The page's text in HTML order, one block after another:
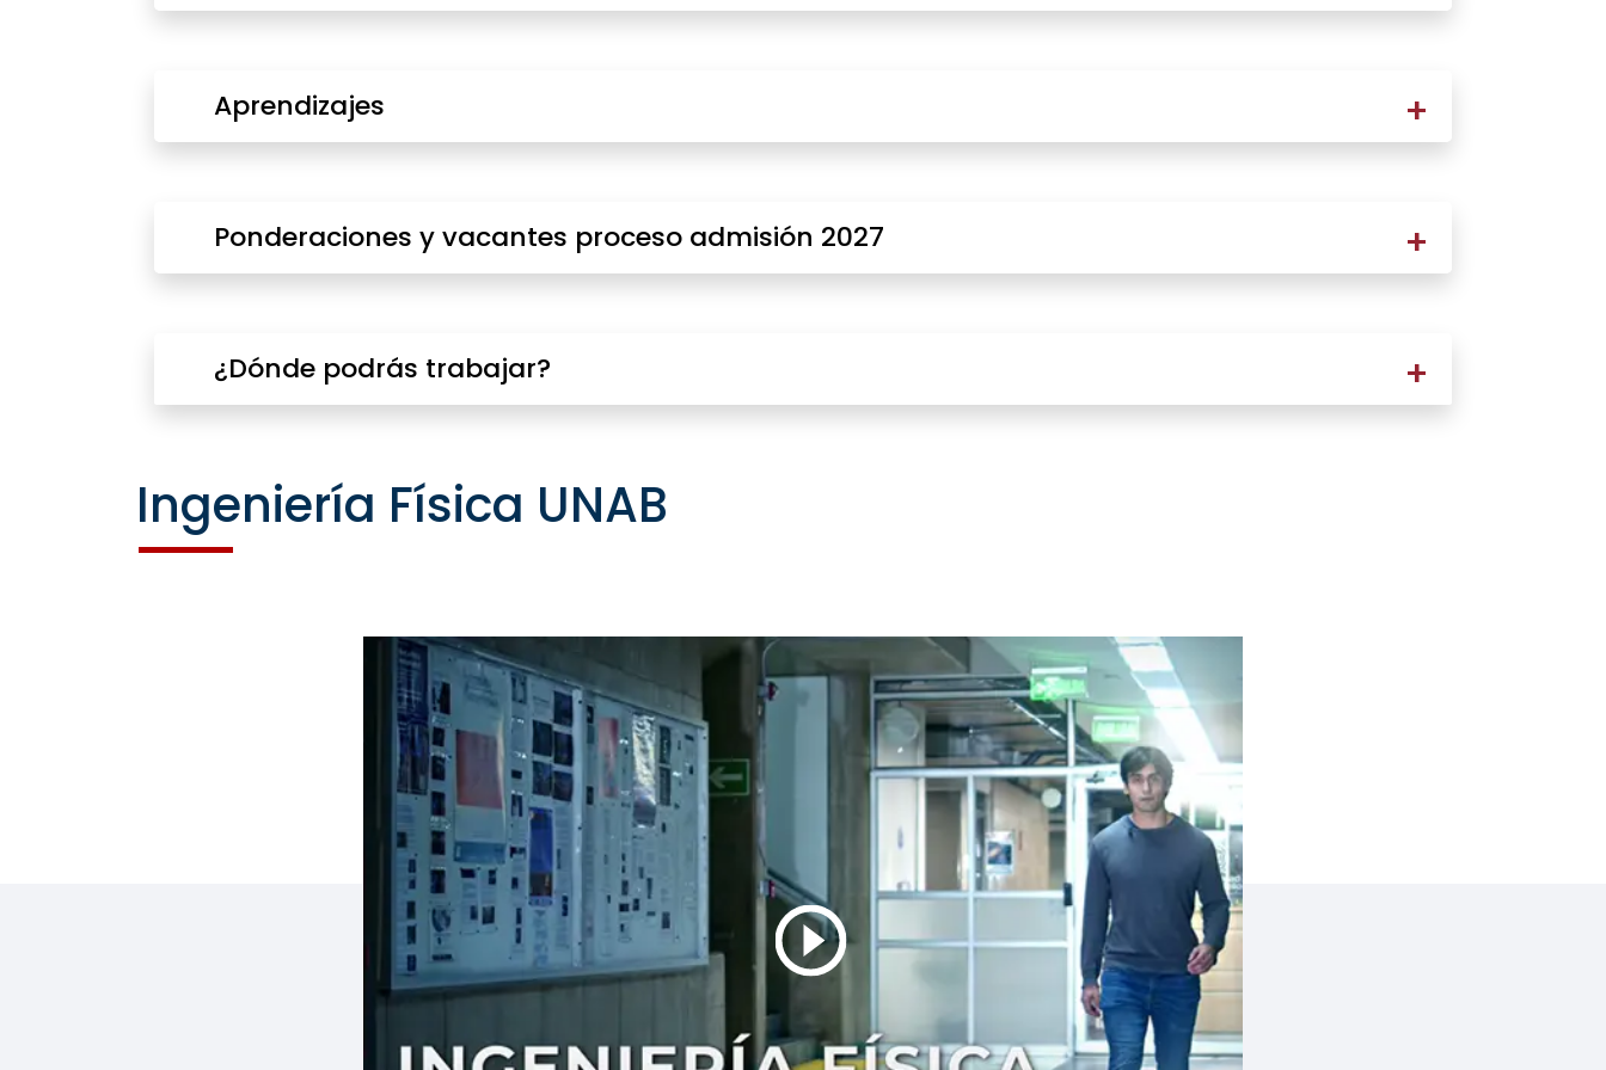
Aprendizajes
Ponderaciones y vacantes proceso admisión 2027
¿Dónde podrás trabajar?
Ingeniería Física UNAB